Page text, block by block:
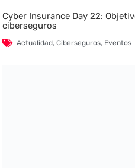
Cyber Insurance Day 22:
ciberseguros
Actualidad,Ciberseguros, Eventos